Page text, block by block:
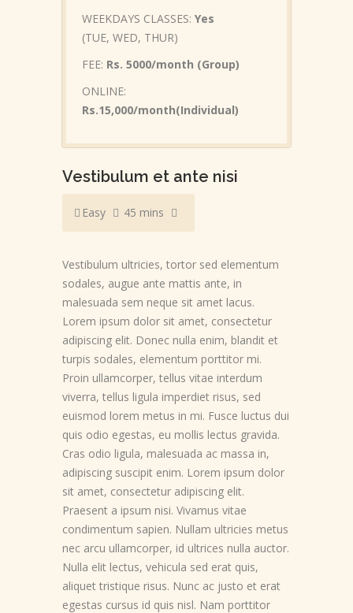
WEEKDAYS CLASSES: Yes
(TUE, WED, THUR)
FEE: Rs. 5000/month (Group)
ONLINE:
Rs.15,000/month(Individual)
Vestibulum et ante nisi
Easy 45 mins
Vestibulum ultricies, tortor sed elementum
sodales, augue ante mattis ante, in
malesuada sem neque sit amet lacus.
Lorem ipsum dolor sit amet, consectetur
adipiscing elit. Donec nulla enim, blandit et
turpis sodales, elementum porttitor mi.
Proin ullamcorper, tellus vitae interdum
viverra, tellus ligula imperdiet risus, sed
euismod lorem metus in mi. Fusce luctus dui
quis odio egestas, eu mollis lectus gravida.
Cras odio ligula, malesuada ac massa in,
adipiscing suscipit enim. Lorem ipsum dolor
sit amet, consectetur adipiscing elit.
Praesent a ipsum nisi. Vivamus vitae
condimentum sapien. Nullam ultricies metus
nec arcu ullamcorper, id ultrices nulla auctor.
Nulla elit lectus, vehicula sed erat quis,
aliquet tristique risus. Nunc ac justo et erat
egestas cursus id quis nisl. Nam porttitor